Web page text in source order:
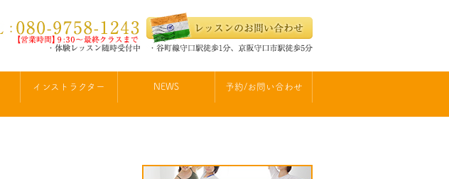
インストラクター NEWS 予約/お問い合わせ